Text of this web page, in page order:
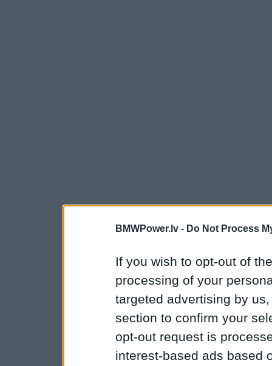
BMWPower.lv - Do Not Process
If you wish to opt-out of
processing of your
targeted advertising by
section to confirm your
opt-out request is
interest-based ads based